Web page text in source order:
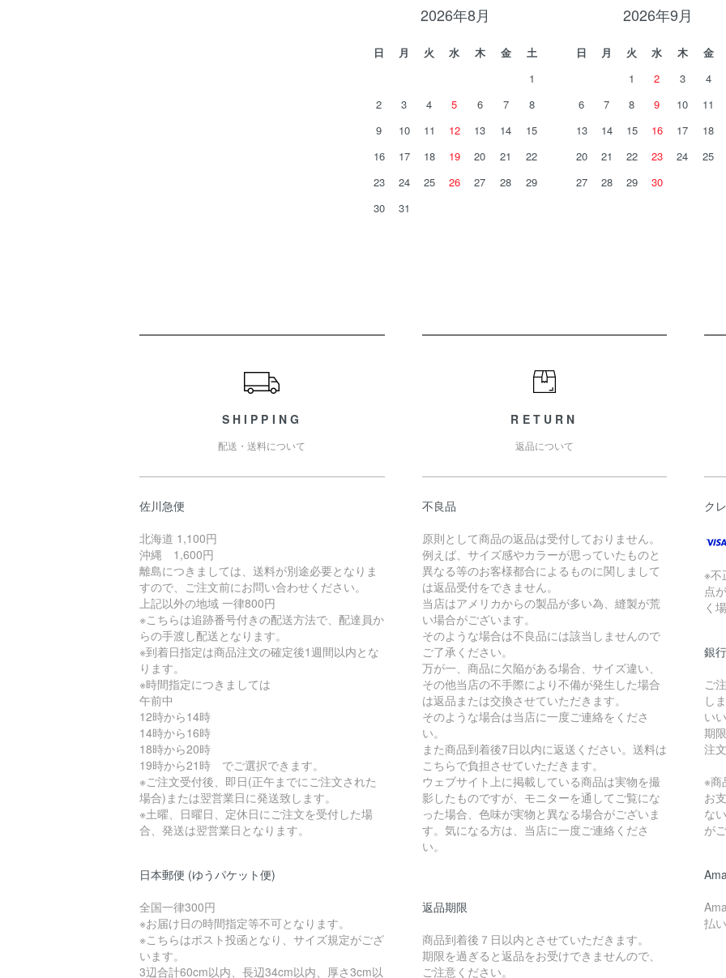
2026年8月
日 月 火 水 木 金
土
1
2
3 4 5 6 7
8
9
10 11 12 13 14
15
16
17 18 19 20 21
22
23
24 25 26 27 28
29
30
31
2026年9月
日 月 火 水 木 金
1
2 3 4
6
7 8 9 10 11
13
14 15 16 17 18
20
21 22 23 24 25
27
28 29 30
SHIPPING
配送・送料について
佐川急便
北海道 1,100円
沖縄 1,600円
離島につきましては、送料が別途必要となりま
すので、ご注文前にお問い合わせください。
上記以外の地域 一律800円
※こちらは追跡番号付きの配送方法で、配達員か
らの手渡し配送となります。
※到着日指定は商品注文の確定後1週間以内とな
ります。
※時間指定につきましては
午前中
12時から14時
14時から16時
18時から20時
19時から21時 でご選択できます。
※ご注文受付後、即日(正午までにご注文された
場合)または翌営業日に発送致します。
※土曜、日曜日、定休日にご注文を受付した場
合、発送は翌営業日となります。
日本郵便 (ゆうパケット便)
全国一律300円
※お届け日の時間指定等不可となります。
※こちらはポスト投函となり、サイズ規定がござ
います。
3辺合計60cm以内、長辺34cm以内、厚さ3cm以
RETURN
返品について
不良品
原則として商品の返品は受付しておりません。
例えば、サイズ感やカラーが思っていたものと
異なる等のお客様都合によるものに関しまして
は返品受付をできません。
当店はアメリカからの製品が多い為、縫製が荒
い場合がございます。
そのような場合は不良品には該当しませんので
ご了承ください。
万が一、商品に欠陥がある場合、サイズ違い、
その他当店の不手際により不備が発生した場合
は返品または交換させていただきます。
そのような場合は当店に一度ご連絡をくださ
い。
また商品到着後7日以内に返送ください。送料は
こちらで負担させていただきます。
ウェブサイト上に掲載している商品は実物を撮
影したものですが、モニターを通してご覧にな
った場合、色味が実物と異なる場合がございま
す。気になる方は、当店に一度ご連絡くださ
い。
返品期限
商品到着後７日以内とさせていただきます。
期限を過ぎると返品をお受けできませんので、
ご注意ください。
ク
※不
点
く
銀
ご
し
い
期
注
※商
お
な
が
払